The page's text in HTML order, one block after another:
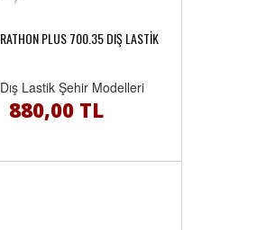
PLUS 700.35 DIŞ LASTİK
Dış Lastik Şehir Modelleri
880,00 TL